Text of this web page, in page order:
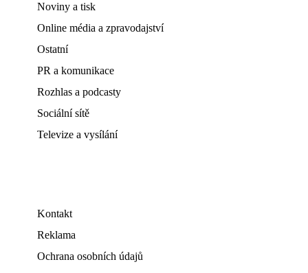
Noviny a tisk
Online média a zpravodajství
Ostatní
PR a komunikace
Rozhlas a podcasty
Sociální sítě
Televize a vysílání
Kontakt
Reklama
Ochrana osobních údajů